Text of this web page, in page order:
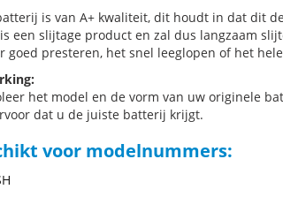
is van A+ kwaliteit, dit houdt in dat dit
een slijtage product en zal dus langzaam
goed presteren, het snel leeglopen of het
het model en de vorm van uw originele
dat u de juiste batterij krijgt.
voor modelnummers: